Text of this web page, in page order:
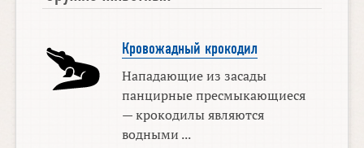
Кровожадный крокодил
Нападающие из засады
панцирные пресмыкающиеся
— крокодилы являются
водными ...